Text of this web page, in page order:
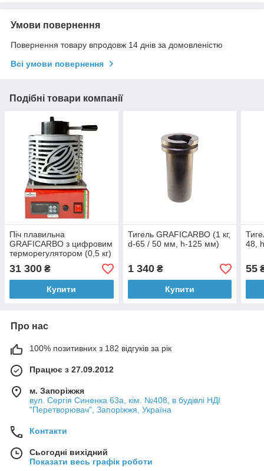
Умови повернення
Повернення товару впродовж 14 днів за домовленістю
Всі умови повернення
Подібні товари компанії
Піч плавильна
GRAFICARBO з цифровим
терморегулятором (0,5 кг)
31 300 ₴
Купити
Тигель GRAFICARBO (1 кг,
d-65 / 50 мм, h-125 мм)
1 340₴
Купити
48,
55
Про нас
100% позитивних з 182 відгуків за рік
Працює з 27.09.2012
м. Запоріжжя
вул. Сергія Синенка 63а, кім. №408, в будівлі НДІ
"Перетворювач", Запоріжжя, Україна
Контакти
Сьогодні вихідний
Показати весь графік роботи